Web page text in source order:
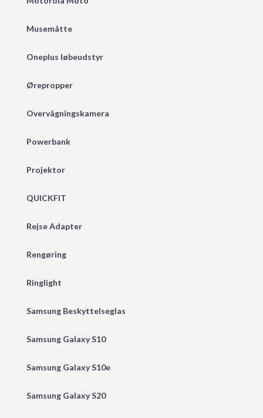
Musemåtte
Oneplus løbeudstyr
Ørepropper
Overvågningskamera
Powerbank
Projektor
QUICKFIT
Rejse Adapter
Rengøring
Ringlight
Samsung Beskyttelseglas
Samsung Galaxy S10
Samsung Galaxy S10e
Samsung Galaxy S20